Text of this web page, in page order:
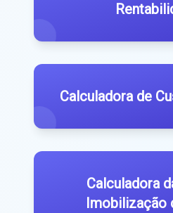
Calculadora de
Calculadora
Imobilização